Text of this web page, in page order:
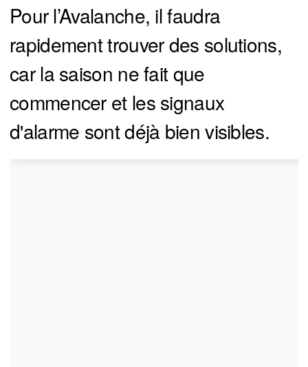
Pour l’Avalanche, il faudra
rapidement trouver des solutions,
car la saison ne fait que
commencer et les signaux
d'alarme sont déjà bien visibles.